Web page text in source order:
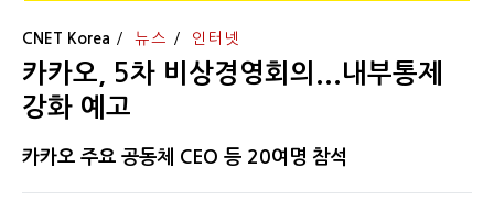
CNET Korea 뉴스 인터넷
카카오, 5차 비상경영회의...내부통제
강화 예고
카카오 주요 공동체 CEO 등 20여명 참석